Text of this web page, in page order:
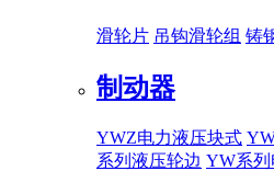
滑轮片 吊钩滑轮组 铸
制动器
YWZ电力液压块式
系列液压轮边 YW系